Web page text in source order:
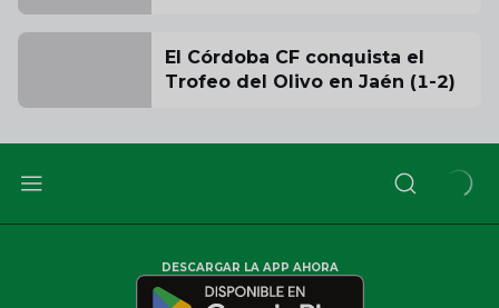
El Córdoba CF conquista el
Trofeo del Olivo en Jaén (1-2)
DESCARGAR LA APP AHORA